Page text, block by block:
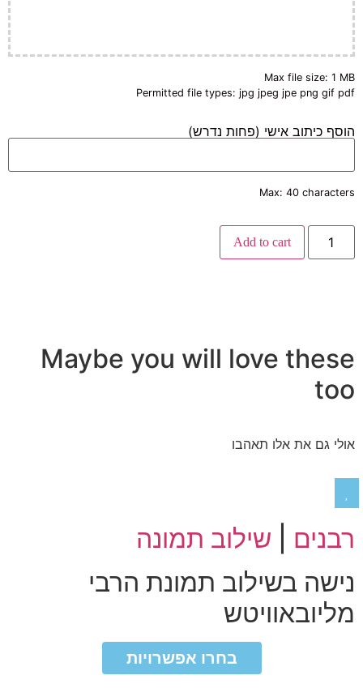
Max file size: 1 MB
Permitted file types: jpg jpeg jpe png gif pdf
הוסף כיתוב אישי (פחות נדרש)
Max: 40 characters
Add to cart
Maybe you will love these
too
אולי גם את אלו תאהבו
רבנים
שילוב תמונה
נישה בשילוב תמונת הרבי
מליובאוויטש
בחרו אפשרויות
₪
₪